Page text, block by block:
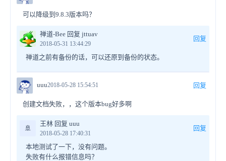
可以降级到9.8.3版本吗？
禅道-Bee 回复 jttuav
2018-05-31 13:44:29
回复
禅道之前有备份的话，可以还原到备份的状态。
uuu2018-05-28 15:54:51 回复
创建文档失败，，这个版本bug好多啊
🚢
王林 回复 uuu
2018-05-28 17:40:31
回复
本地测试了一下，没有问题。
失败有什么报错信息吗？